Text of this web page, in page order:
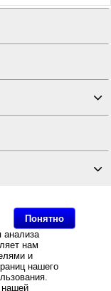
Понятно
анализа
нам
и
нашего
нашей
для автоматизации общепита и
2026.